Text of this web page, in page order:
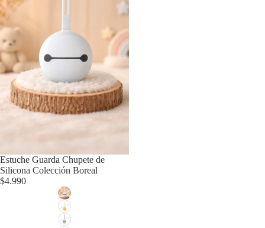
Agotado
Estuche Guarda Chupete de
Silicona Colección Boreal
$4.990